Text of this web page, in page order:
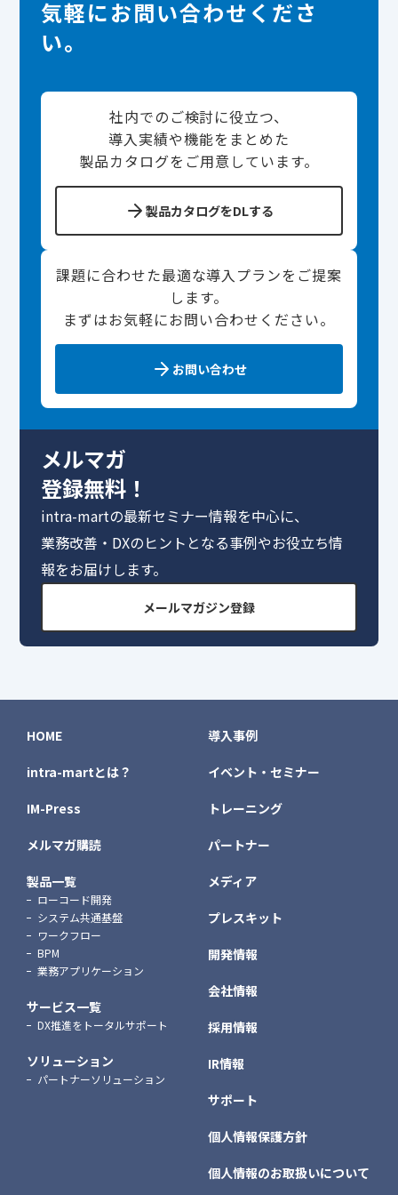
気軽にお問い合わせくださ
い。
社内でのご検討に役立つ、
導入実績や機能をまとめた
製品カタログをご用意しています。
製品カタログをDLする
課題に合わせた最適な導入プランをご提案
します。
まずはお気軽にお問い合わせください。
お問い合わせ
メルマガ
登録無料！
intra-martの最新セミナー情報を中心に、
業務改善・DXのヒントとなる事例やお役立ち情
報をお届けします。
メールマガジン登録
HOME
intra-martとは？
IM-Press
メルマガ購読
製品一覧
ローコード開発
システム共通基盤
ワークフロー
BPM
業務アプリケーション
サービス一覧
DX推進をトータルサポート
ソリューション
パートナーソリューション
導入事例
イベント・セミナー
トレーニング
パートナー
メディア
プレスキット
開発情報
会社情報
採用情報
IR情報
サポート
個人情報保護方針
個人情報のお取扱いについて